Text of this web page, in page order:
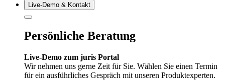
Live‑Demo & Kontakt
Persönliche Beratung
Live-Demo zum juris Portal
Wir nehmen uns gerne Zeit für Sie. Wählen Sie einen Termin
für ein ausführliches Gespräch mit unseren Produktexperten.